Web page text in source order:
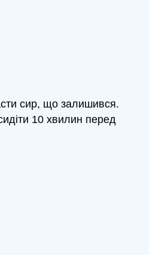
сир, що залишився.
10 хвилин перед